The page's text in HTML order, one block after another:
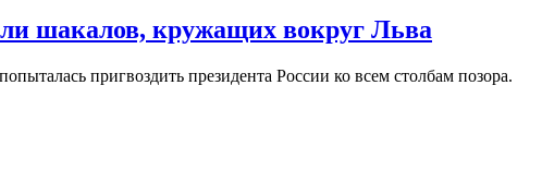
шакалов, кружащих вокруг Льва
пригвоздить президента России ко всем столбам позора.